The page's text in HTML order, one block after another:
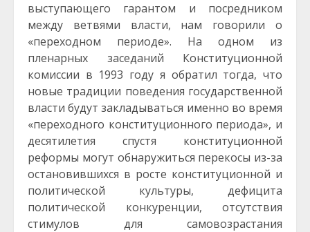
выступающего гарантом и посредником
между ветвями власти, нам говорили о
«переходном периоде». На одном из
пленарных заседаний Конституционной
комиссии в 1993 году я обратил тогда, что
новые традиции поведения государственной
власти будут закладываться именно во время
«переходного конституционного периода», и
десятилетия спустя конституционной
реформы могут обнаружиться перекосы из-за
остановившихся в росте конституционной и
политической культуры, дефицита
политической конкуренции, отсутствия
стимулов для самовозрастания